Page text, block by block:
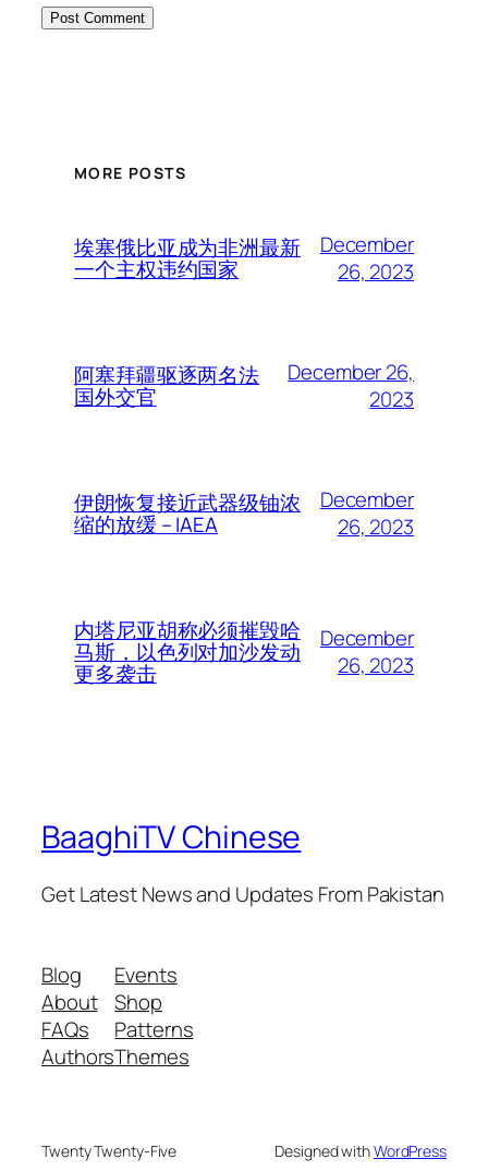
MORE POSTS
埃塞俄比亚成为非洲最新
一个主权违约国家
December
26, 2023
阿塞拜疆驱逐两名法
国外交官
December 26,
2023
伊朗恢复接近武器级铀浓
缩的放缓 – IAEA
December
26, 2023
内塔尼亚胡称必须摧毁哈
马斯，以色列对加沙发动
更多袭击
December
26, 2023
BaaghiTV Chinese
Get Latest News and Updates From Pakistan
Blog
About
FAQs
Authors
Events
Shop
Patterns
Themes
Twenty Twenty-Five Designed withWordPress